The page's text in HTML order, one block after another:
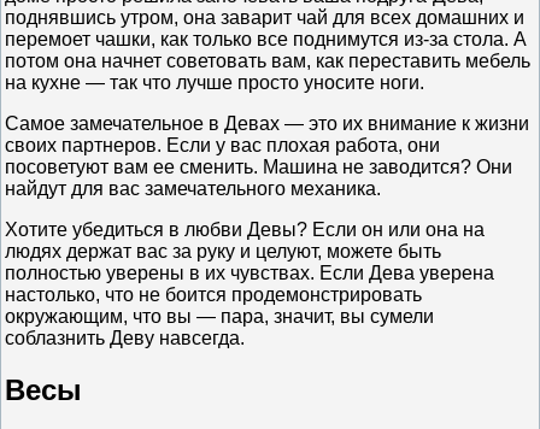
поднявшись утром, она заварит чай для всех домашних и
перемоет чашки, как только все поднимутся из-за стола. А
потом она начнет советовать вам, как переставить мебель
на кухне — так что лучше просто уносите ноги.
Самое замечательное в Девах — это их внимание к жизни
своих партнеров. Если у вас плохая работа, они
посоветуют вам ее сменить. Машина не заводится? Они
найдут для вас замечательного механика.
Хотите убедиться в любви Девы? Если он или она на
людях держат вас за руку и целуют, можете быть
полностью уверены в их чувствах. Если Дева уверена
настолько, что не боится продемонстрировать
окружающим, что вы — пара, значит, вы сумели
соблазнить Деву навсегда.
Весы